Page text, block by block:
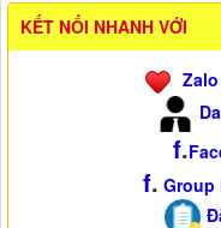
KẾT NỐI NHANH VỚI
f.
f. Group